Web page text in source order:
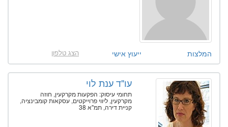
הצג טלפון ייעוץ אישי המלצות
עו"ד ענת לוי
תחומי עיסוק: הפקעות מקרקעין, חוזה
מקרקעין, ליווי פרוייקטים, עסקאות קומבינציה,
קניית דירה, תמ"א 38